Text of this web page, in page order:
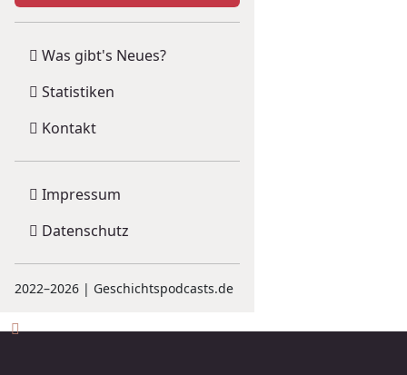
Was gibt's Neues?
Statistiken
Kontakt
Impressum
Datenschutz
2022–2026 | Geschichtspodcasts.de